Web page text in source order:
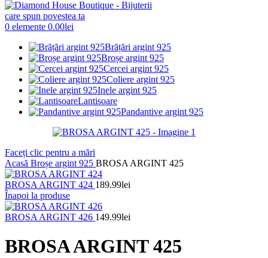
0 elemente 0.00lei
Brățări argint 925
Broșe argint 925
Cercei argint 925
Coliere argint 925
Inele argint 925
Lantisoare
Pandantive argint 925
Faceți clic pentru a mări
Acasă Broșe argint 925 BROSA ARGINT 425
BROSA ARGINT 424 189.99lei
Înapoi la produse
BROSA ARGINT 426 149.99lei
BROSA ARGINT 425